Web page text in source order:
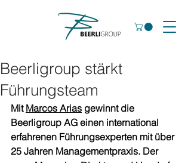
Beerligroup stärkt
Führungsteam
Mit Marcos Arias gewinnt die
Beerligroup AG einen international
erfahrenen Führungsexperten mit über
25 Jahren Managementpraxis. Der